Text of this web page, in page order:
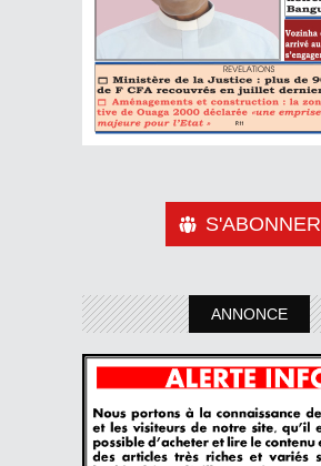
S'ABONNER
ANNONCE